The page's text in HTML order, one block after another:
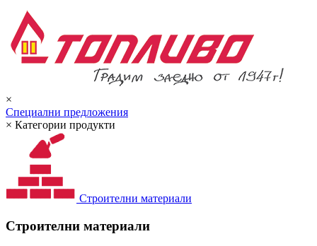
×
Специални предложения
× Категории продукти
Строителни материали
Строителни материали